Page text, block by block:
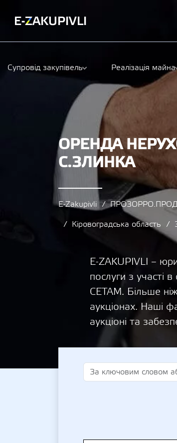
Супровід закупівель Реалізація майна
ОРЕНДА
С.ЗЛИНКА
E-Zakupivli
Кіровоградська область
E-ZAKUPIVLI –
послуги з
СЕТАМ. Більше
аукціонах. Наші
аукціоні та